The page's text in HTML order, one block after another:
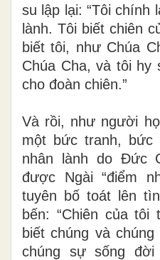
su lập lại: “Tôi chính
lành. Tôi biết chiên
biết tôi, như Chúa
Chúa Cha, và tôi hy
cho đoàn chiên.”
Và rồi, như người
một bức tranh,
nhân lành do Đức
được Ngài “điểm
tuyên bố toát lên
bến: “Chiên của
biết chúng và
chúng sự sống